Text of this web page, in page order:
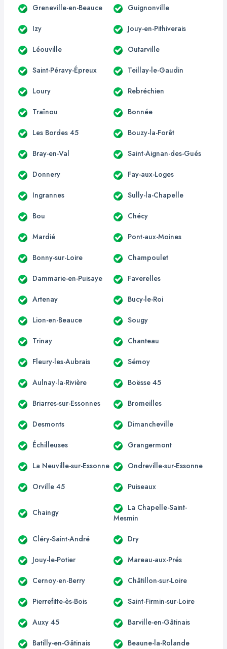
Greneville-en-Beauce Guignonville
Izy Jouy-en-Pithiverais
Léouville Outarville
Saint-Péravy-Épreux Teillay-le-Gaudin
Loury Rebréchien
Traînou Bonnée
Les Bordes 45 Bouzy-la-Forêt
Bray-en-Val Saint-Aignan-des-Gués
Donnery Fay-aux-Loges
Ingrannes Sully-la-Chapelle
Bou Chécy
Mardié Pont-aux-Moines
Bonny-sur-Loire Champoulet
Dammarie-en-Puisaye Faverelles
Artenay Bucy-le-Roi
Lion-en-Beauce Sougy
Trinay Chanteau
Fleury-les-Aubrais Sémoy
Aulnay-la-Rivière Boësse 45
Briarres-sur-Essonnes Bromeilles
Desmonts Dimancheville
Échilleuses Grangermont
La Neuville-sur-Essonne Ondreville-sur-Essonne
Orville 45 Puiseaux
Chaingy
La Chapelle-Saint-
Mesmin
Cléry-Saint-André Dry
Jouy-le-Potier Mareau-aux-Prés
Cernoy-en-Berry Châtillon-sur-Loire
Pierrefitte-ès-Bois Saint-Firmin-sur-Loire
Auxy 45 Barville-en-Gâtinais
Batilly-en-Gâtinais Beaune-la-Rolande